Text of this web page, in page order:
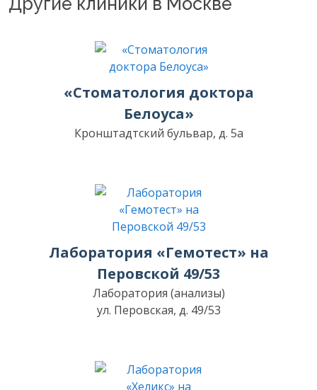
«Стоматология доктора
Белоуса»
Кронштадтский бульвар, д. 5а
Лаборатория «Гемотест» на
Перовской 49/53
Лаборатория (анализы)
ул. Перовская, д. 49/53